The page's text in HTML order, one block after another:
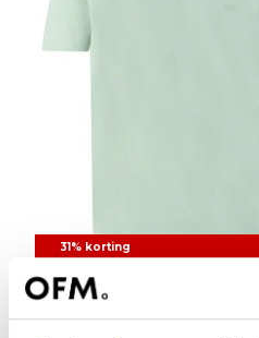
31% korting
Denham Scissor T-shirt
49,00
33,95